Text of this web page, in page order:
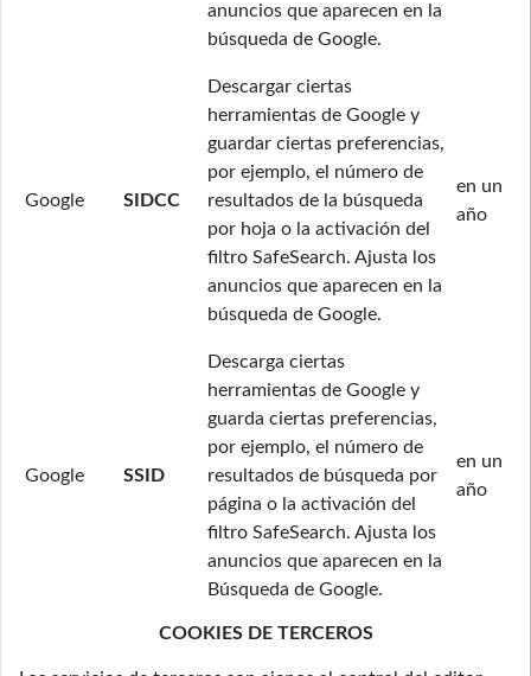
anuncios que aparecen en la
búsqueda de Google.
Google SIDCC
Descargar ciertas
herramientas de Google y
guardar ciertas preferencias,
por ejemplo, el número de
resultados de la búsqueda
por hoja o la activación del
filtro SafeSearch. Ajusta los
anuncios que aparecen en la
búsqueda de Google.
en un
año
Google SSID
Descarga ciertas
herramientas de Google y
guarda ciertas preferencias,
por ejemplo, el número de
resultados de búsqueda por
página o la activación del
filtro SafeSearch. Ajusta los
anuncios que aparecen en la
Búsqueda de Google.
en un
año
COOKIES DE TERCEROS